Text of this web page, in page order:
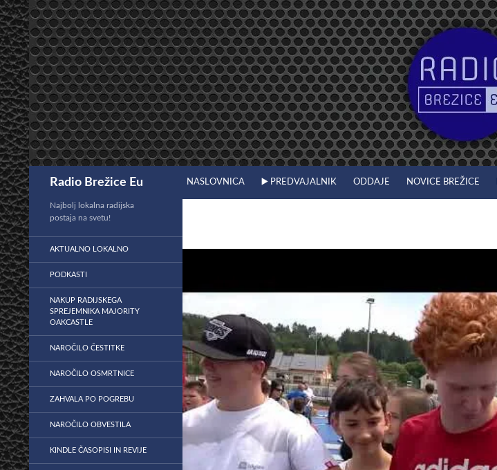
Preskoči
na
vsebino
Radio Brežice Eu NASLOVNICA ▶️ PREDVAJALNIK ODDAJE NOVICE BREŽICE
Najbolj lokalna radijska
postaja na svetu!
AKTUALNO LOKALNO
PODKASTI
NAKUP RADIJSKEGA
SPREJEMNIKA MAJORITY
OAKCASTLE
NAROČILO ČESTITKE
NAROČILO OSMRTNICE
ZAHVALA PO POGREBU
NAROČILO OBVESTILA
KINDLE ČASOPISI IN REVIJE